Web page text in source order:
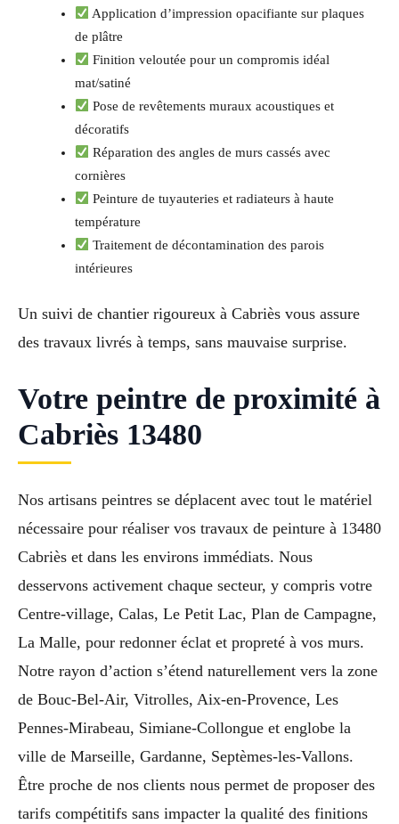
Application d’impression opacifiante sur plaques
de plâtre
Finition veloutée pour un compromis idéal
mat/satiné
Pose de revêtements muraux acoustiques et
décoratifs
Réparation des angles de murs cassés avec
cornières
Peinture de tuyauteries et radiateurs à haute
température
Traitement de décontamination des parois
intérieures
Un suivi de chantier rigoureux à Cabriès vous assure
des travaux livrés à temps, sans mauvaise surprise.
Votre peintre de proximité à
Cabriès 13480
Nos artisans peintres se déplacent avec tout le matériel
nécessaire pour réaliser vos travaux de peinture à 13480
Cabriès et dans les environs immédiats. Nous
desservons activement chaque secteur, y compris votre
Centre-village, Calas, Le Petit Lac, Plan de Campagne,
La Malle, pour redonner éclat et propreté à vos murs.
Notre rayon d’action s’étend naturellement vers la zone
de Bouc-Bel-Air, Vitrolles, Aix-en-Provence, Les
Pennes-Mirabeau, Simiane-Collongue et englobe la
ville de Marseille, Gardanne, Septèmes-les-Vallons.
Être proche de nos clients nous permet de proposer des
tarifs compétitifs sans impacter la qualité des finitions